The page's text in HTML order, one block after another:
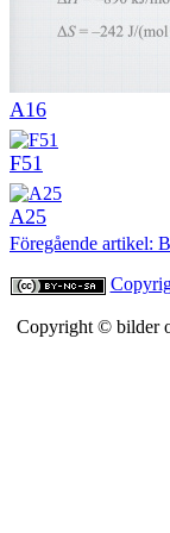
A16
F51
A25
Föregående artikel:
Copyright © bilder